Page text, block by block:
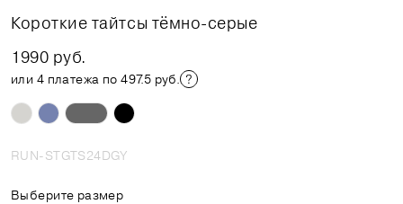
Короткие тайтсы тёмно-серые
1990 руб.
или 4 платежа по 497.5 руб.
RUN-STGTS24DGY
Выберите размер